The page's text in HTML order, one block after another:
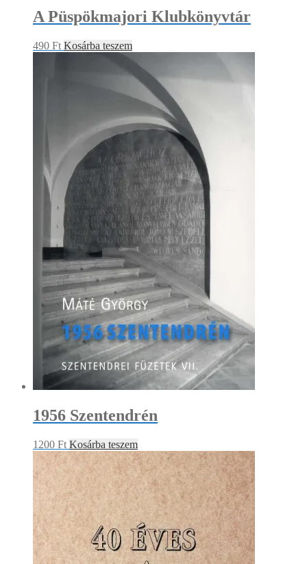
A Püspökmajori Klubkönyvtár
490 Ft Kosárba teszem
1956 Szentendrén
1200 Ft Kosárba teszem